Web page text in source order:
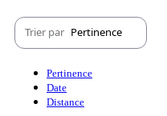
Trier par Pertinence
Pertinence
Date
Distance